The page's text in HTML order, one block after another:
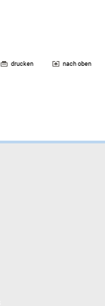
drucken nach oben